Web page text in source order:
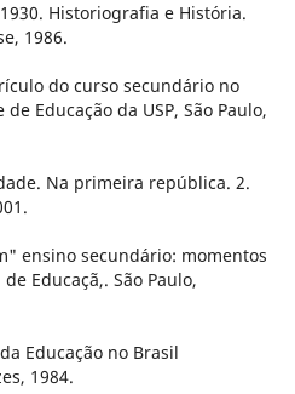
1930. Historiografia e História.
1986.
do curso secundário no
Educação da USP, São Paulo,
Na primeira república. 2.
ensino secundário: momentos
Educaçã,. São Paulo,
Educação no Brasil
1984.